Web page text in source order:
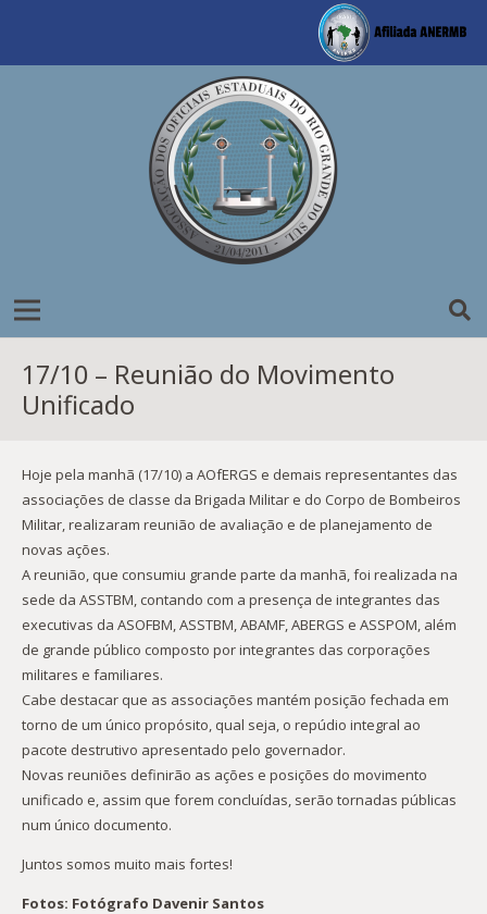
17/10 – Reunião do Movimento
Unificado
Hoje pela manhã (17/10) a AOfERGS e demais representantes das
associações de classe da Brigada Militar e do Corpo de Bombeiros
Militar, realizaram reunião de avaliação e de planejamento de
novas ações.
A reunião, que consumiu grande parte da manhã, foi realizada na
sede da ASSTBM, contando com a presença de integrantes das
executivas da ASOFBM, ASSTBM, ABAMF, ABERGS e ASSPOM, além
de grande público composto por integrantes das corporações
militares e familiares.
Cabe destacar que as associações mantém posição fechada em
torno de um único propósito, qual seja, o repúdio integral ao
pacote destrutivo apresentado pelo governador.
Novas reuniões definirão as ações e posições do movimento
unificado e, assim que forem concluídas, serão tornadas públicas
num único documento.
Juntos somos muito mais fortes!
Fotos: Fotógrafo Davenir Santos